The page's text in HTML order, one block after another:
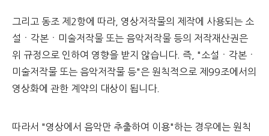
그리고 동조 제2항에 따라, 영상저작물의 제작에 사용되는 소
설ㆍ각본ㆍ미술저작물 또는 음악저작물 등의 저작재산권은
위 규정으로 인하여 영향을 받지 않습니다. 즉, "소설ㆍ각본ㆍ
미술저작물 또는 음악저작물 등"은 원칙적으로 제99조에서의
영상화에 관한 계약의 대상이 됩니다.
따라서 "영상에서 음악만 추출하여 이용"하는 경우에는 원칙